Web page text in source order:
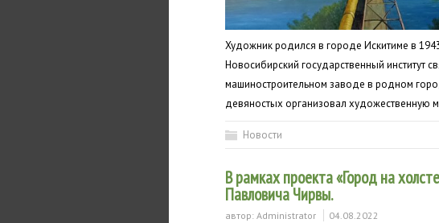
Художник родился в городе Искитиме в
Новосибирский государственный институт
машиностроительном заводе в родном
девяностых организовал художественную
Новости
В рамках проекта «Город на
Павловича Чирвы.
автор: Administrator 04.08.2022